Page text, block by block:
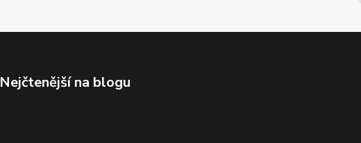
Nejčtenější na blogu